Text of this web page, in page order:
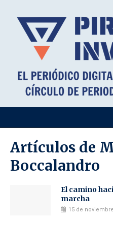
Artículos de
Boccalandro
El camino
marcha
15 de